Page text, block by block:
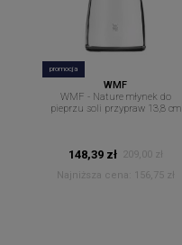
promocja
WMF
WMF - Nature młynek do
pieprzu soli przypraw 13,8 cm
148,39 zł 209,00 zł
Najniższa cena:
156,75 zł